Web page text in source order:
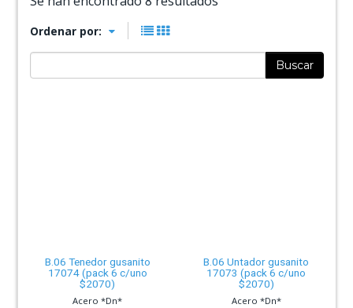
Ordenar por:
Buscar
B.06 Tenedor gusanito
17074 (pack 6 c/uno
$2070)
Acero *Dn*
B.06 Untador gusanito
17073 (pack 6 c/uno
$2070)
Acero *Dn*